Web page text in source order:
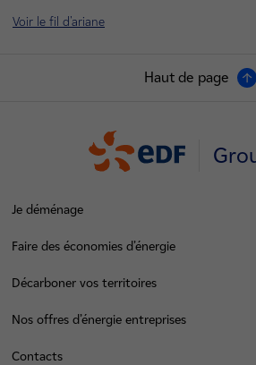
Voir le fil d'ariane
Haut de page
Je déménage
Faire des économies d’énergie
Décarboner vos territoires
Nos offres d’énergie entreprises
Contacts